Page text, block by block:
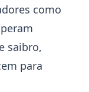
como
saibro,
para